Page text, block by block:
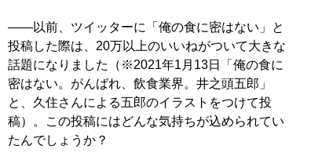
――以前、ツイッターに「俺の食に密はない」と
投稿した際は、20万以上のいいねがついて大きな
話題になりました（※2021年1月13日「俺の食に
密はない。がんばれ、飲食業界。井之頭五郎」
と、久住さんによる五郎のイラストをつけて投
稿）。この投稿にはどんな気持ちが込められてい
たんでしょうか？